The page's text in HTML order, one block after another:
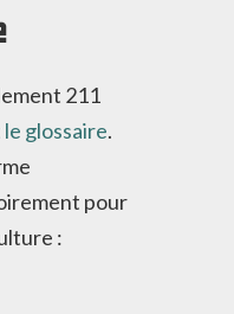
211
glossaire.
pour
: